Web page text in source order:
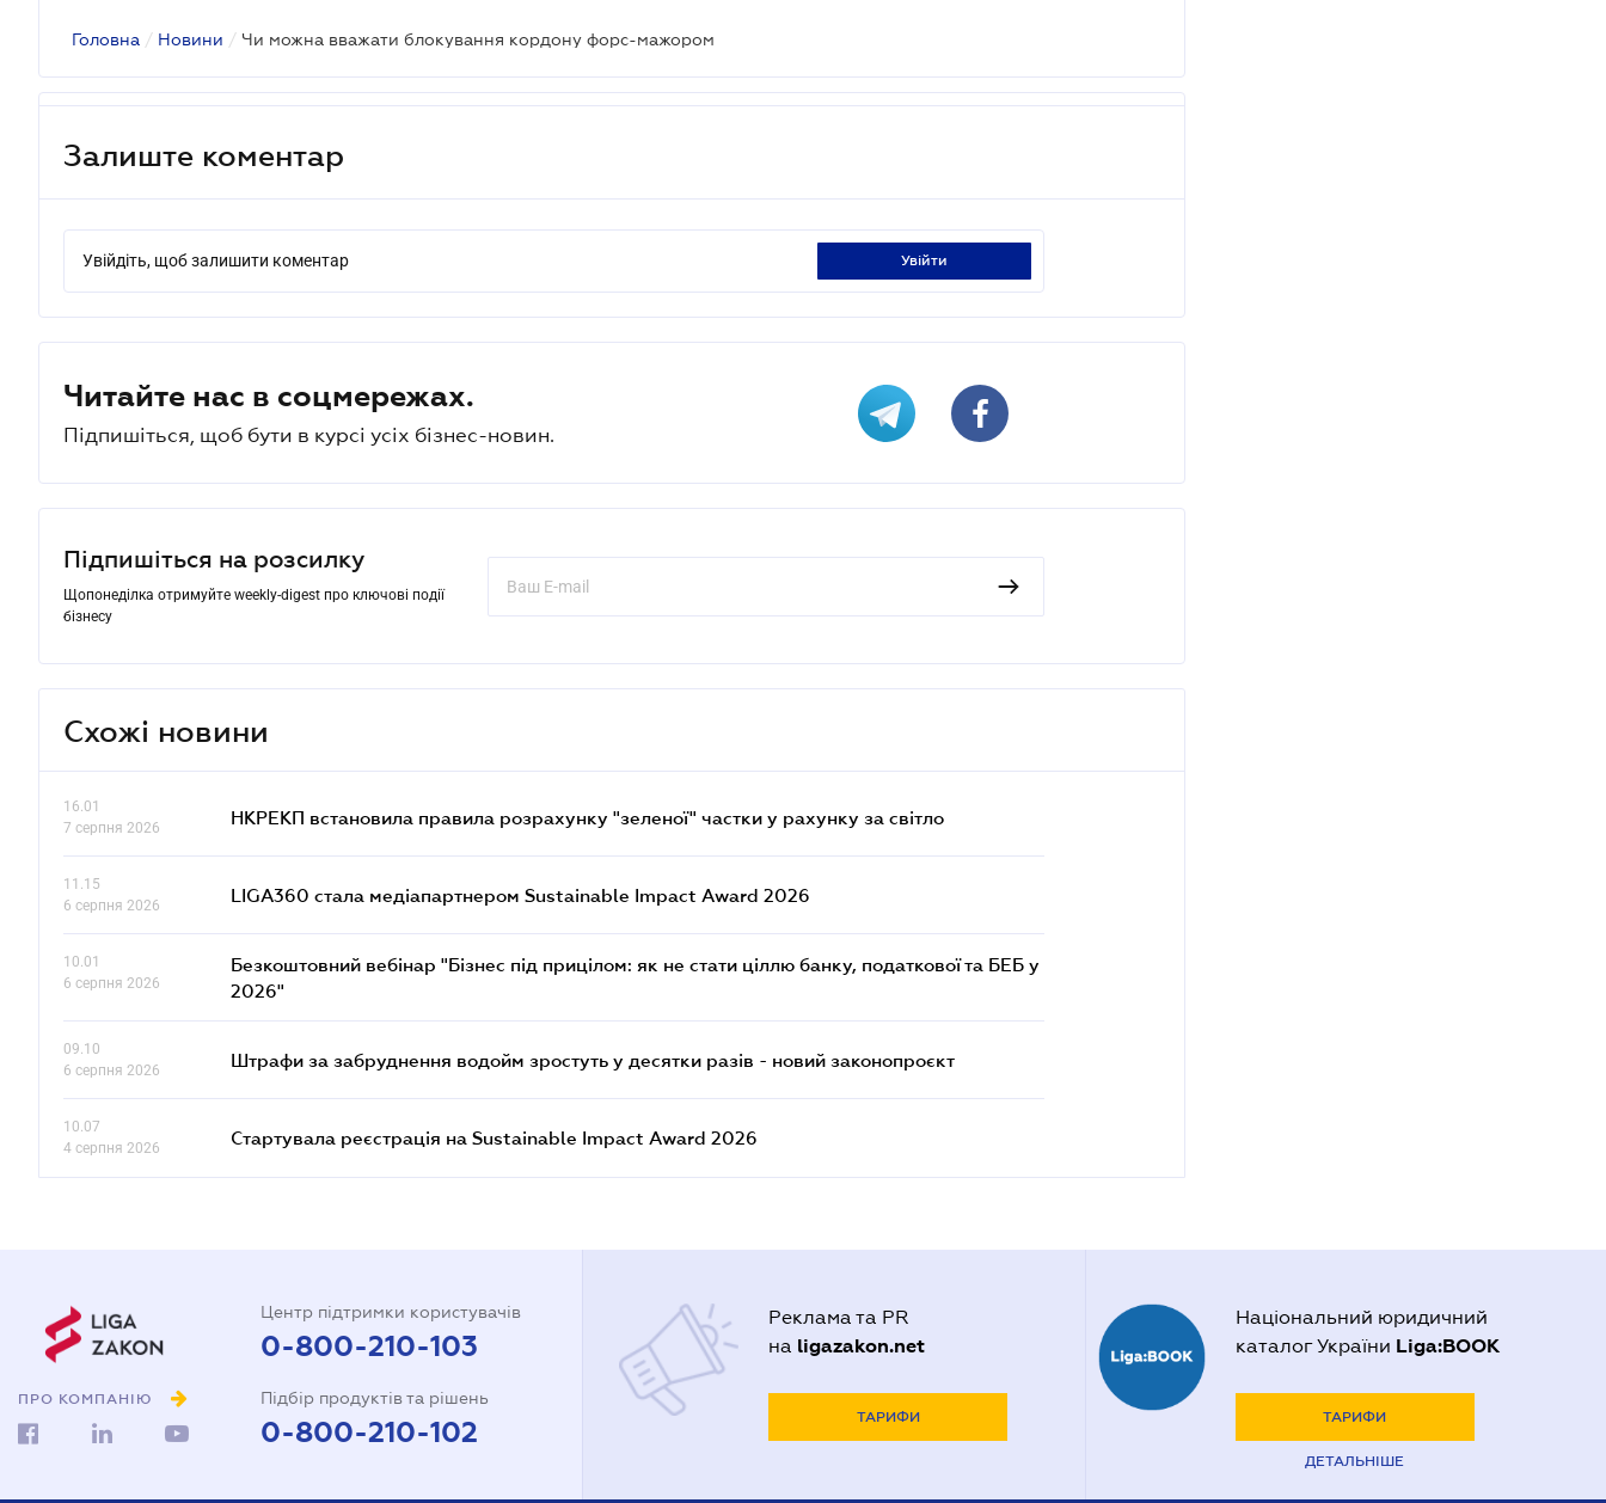
Головна / Новини / Чи можна вважати блокування кордону форс-мажором
Залиште коментар
Увійдіть, щоб залишити коментар увійти
Читайте нас в соцмережах.
Підпишіться, щоб бути в курсі усіх бізнес-новин.
Підпишіться на розсилку
Щопонеділка отримуйте weekly-digest про ключові події
бізнесу
Схожі новини
16.01
7 серпня 2026
НКРЕКП встановила правила розрахунку "зеленої" частки у рахунку за світло
11.15
6 серпня 2026
LIGA360 стала медіапартнером Sustainable Impact Award 2026
10.01
6 серпня 2026
Безкоштовний вебінар "Бізнес під прицілом: як не стати ціллю банку, податкової та БЕБ у
2026"
09.10
6 серпня 2026
Штрафи за забруднення водойм зростуть у десятки разів - новий законопроєкт
10.07
4 серпня 2026
Стартувала реєстрація на Sustainable Impact Award 2026
ПРО КОМПАНІЮ
Центр підтримки користувачів
0-800-210-103
Підбір продуктів та рішень
0-800-210-102
Реклама та PR
на ligazakon.net
ТАРИФИ
Національний юридичний
каталог України Liga:BOOK
ТАРИФИ
ДЕТАЛЬНІШЕ